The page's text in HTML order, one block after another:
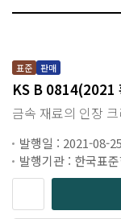
표준 판매
KS B 0814(2021
금속 재료의 인장
발행일 : 2021-08-25
발행기관 : 한국표